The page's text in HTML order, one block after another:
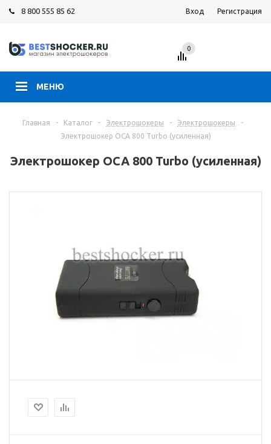
8 800 555 85 62 Вход Регистрация
МЕНЮ
0
Главная - Каталог - Электрошокеры - Электрошокеры
-
Электрошокер ОСА 800 Turbo (усиленная)
Электрошокер ОСА 800 Turbo (усиленная)